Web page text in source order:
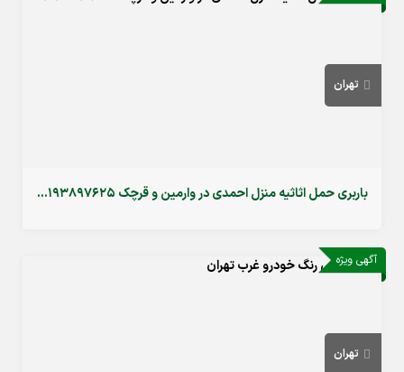
تهران
باربری حمل اثاثیه منزل احمدی در وارمین و قرچک 09193897625
آگهی ویژه
تهران